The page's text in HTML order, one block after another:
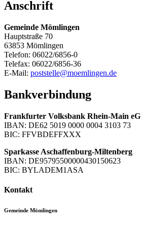
Anschrift
Gemeinde Mömlingen
Hauptstraße 70
63853 Mömlingen
Telefon: 06022/6856-0
Telefax: 06022/6856-36
E-Mail: poststelle@moemlingen.de
Bankverbindung
Frankfurter Volksbank Rhein-Main eG
IBAN: DE62 5019 0000 0004 3103 73
BIC: FFVBDEFFXXX
Sparkasse Aschaffenburg-Miltenberg
IBAN: DE95795500000430150623
BIC: BYLADEM1ASA
Kontakt
Gemeinde Mömlingen